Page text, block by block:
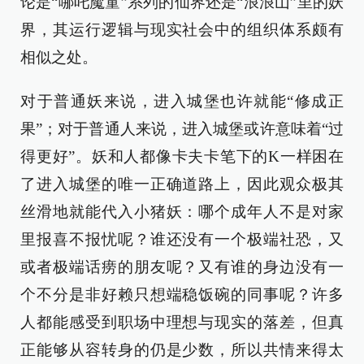
界，其运行逻辑与现实社会中的组织体系颇有
相似之处。
对于普通妖来说，进入城堡也许就能“修成正
果”；对于普通人来说，进入城堡或许意味着“过
得更好”。妖和人都像卡夫卡笔下的K一样困在
了进入城堡的唯一正确道路上，因此观众极其
丝滑地就能代入小猪妖：哪个成年人不是对家
里报喜不报忧呢？谁还没有一个极端社恐，又
或者极端话痨的朋友呢？又有谁的身边没有一
个不分是非好赖只想端稳饭碗的同事呢？许多
人都能感受到职场中理想与现实的落差，但真
正能够从容转身的仍是少数，所以共情来得太